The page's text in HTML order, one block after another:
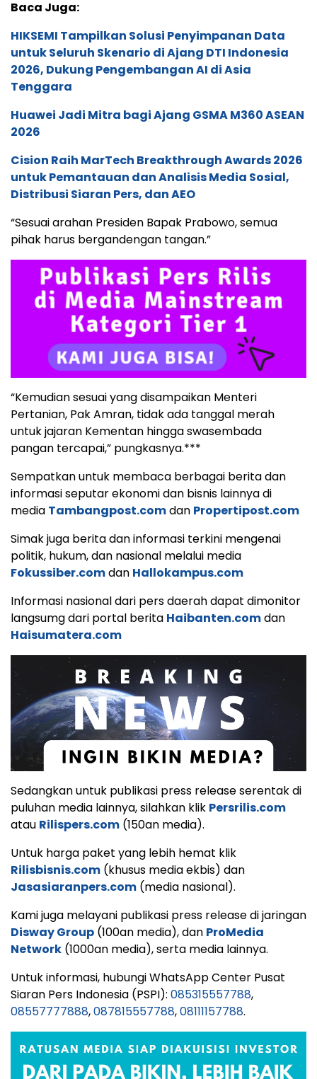
Baca Juga:
HIKSEMI Tampilkan Solusi Penyimpanan Data
untuk Seluruh Skenario di Ajang DTI Indonesia
2026, Dukung Pengembangan AI di Asia
Tenggara
Huawei Jadi Mitra bagi Ajang GSMA M360 ASEAN
2026
Cision Raih MarTech Breakthrough Awards 2026
untuk Pemantauan dan Analisis Media Sosial,
Distribusi Siaran Pers, dan AEO
“Sesuai arahan Presiden Bapak Prabowo, semua
pihak harus bergandengan tangan.”
“Kemudian sesuai yang disampaikan Menteri
Pertanian, Pak Amran, tidak ada tanggal merah
untuk jajaran Kementan hingga swasembada
pangan tercapai,” pungkasnya.***
Sempatkan untuk membaca berbagai berita dan
informasi seputar ekonomi dan bisnis lainnya di
media Tambangpost.comdan Propertipost.com
Simak juga berita dan informasi terkini mengenai
politik, hukum, dan nasional melalui media
Fokussiber.comdan Hallokampus.com
Informasi nasional dari pers daerah dapat dimonitor
langsumg dari portal berita Haibanten.comdan
Haisumatera.com
Sedangkan untuk publikasi press release serentak di
puluhan media lainnya, silahkan klik Persrilis.com
atau Rilispers.com (150an media).
Untuk harga paket yang lebih hemat klik
Rilisbisnis.com (khusus media ekbis) dan
Jasasiaranpers.com (media nasional).
Kami juga melayani publikasi press release di jaringan
Disway Group (100an media), dan ProMedia
Network (1000an media), serta media lainnya.
Untuk informasi, hubungi WhatsApp Center Pusat
Siaran Pers Indonesia (PSPI): 085315557788,
08557777888,087815557788,08111157788.